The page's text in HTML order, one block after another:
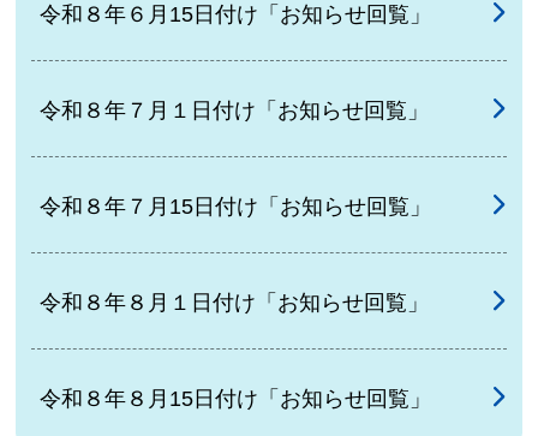
令和８年６月15日付け「お知らせ回覧」
令和８年７月１日付け「お知らせ回覧」
令和８年７月15日付け「お知らせ回覧」
令和８年８月１日付け「お知らせ回覧」
令和８年８月15日付け「お知らせ回覧」